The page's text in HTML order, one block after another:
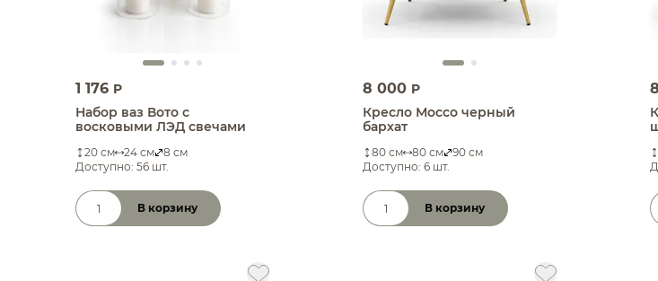
1 176 P
Набор ваз Вото с
восковыми ЛЭД свечами
20 см 24 см
8 см
Доступно: 56 шт.
Количество товара
В корзину
8 000 P
Кресло Моссо черный
бархат
80 см 80 см
90 см
Доступно: 6 шт.
Количество товара
В корзину